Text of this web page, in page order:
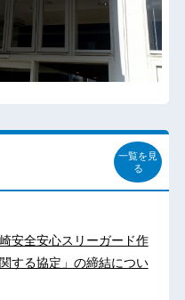
一覧を見
る
安全安心スリーガード作
する協定」の締結につい